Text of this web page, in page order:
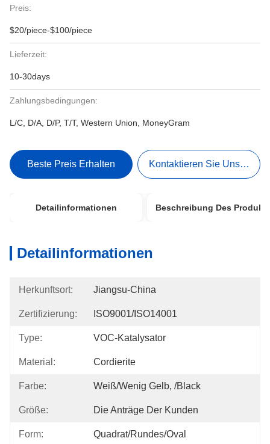
Preis:
$20/piece-$100/piece
Lieferzeit:
10-30days
Zahlungsbedingungen:
L/C, D/A, D/P, T/T, Western Union, MoneyGram
Beste Preis Erhalten Kontaktieren Sie Uns Jetzt
Detailinformationen Beschreibung Des
Detailinformationen
Herkunftsort: Jiangsu-China
Zertifizierung: ISO9001/ISO14001
Type: VOC-Katalysator
Material: Cordierite
Farbe: Weiß/wenig Gelb, /Black
Größe: Die Anträge Der Kunden
Form: Quadrat/rundes/Oval